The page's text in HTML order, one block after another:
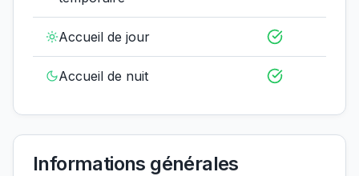
Accueil de jour
Accueil de nuit
Informations générales